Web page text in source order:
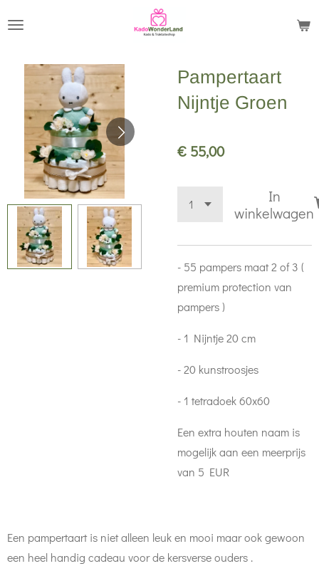
hoofdinhoud
Pampertaart
Nijntje Groen
€ 55,00
In
winkelwagen
- 55 pampers maat 2 of 3 (
premium protection van
pampers )
- 1 Nijntje 20 cm
- 20 kunstroosjes
- 1 tetradoek 60x60
Een extra houten naam is
mogelijk aan een meerprijs
van 5 EUR
Een pampertaart is niet alleen leuk en mooi maar ook gewoon
een heel handig cadeau voor de kersverse ouders .